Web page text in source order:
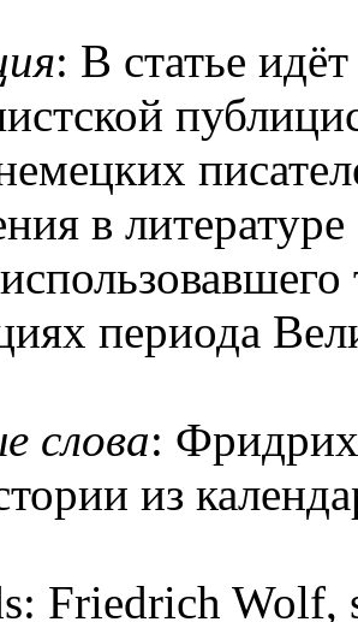
: В статье
в
периода
слова:
из
Friedrich Wolf,